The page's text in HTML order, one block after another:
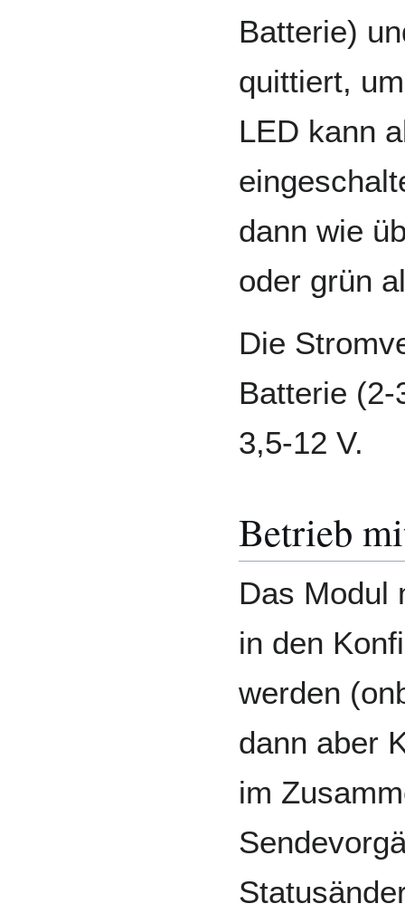
Batterie)
quittiert,
LED kann
dann wie
oder grün
Die
Batterie
3,5-12 V.
Betrieb
Das Modul
in den
werden
dann aber
im